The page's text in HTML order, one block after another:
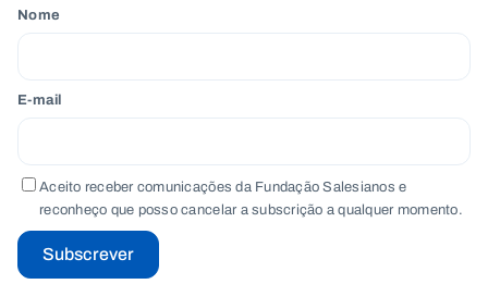
Nome
E-mail
Aceito receber comunicações da Fundação Salesianos e
reconheço que posso cancelar a subscrição a qualquer momento.
Subscrever